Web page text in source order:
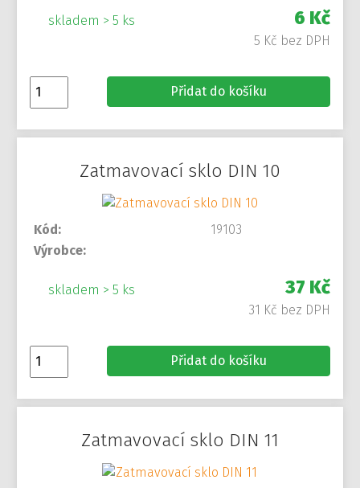
skladem > 5 ks 6 Kč
5 Kč bez DPH
Přidat do košíku
Zatmavovací sklo DIN 10
Kód:
19103
Výrobce:
skladem > 5 ks 37 Kč
31 Kč bez DPH
Přidat do košíku
Zatmavovací sklo DIN 11